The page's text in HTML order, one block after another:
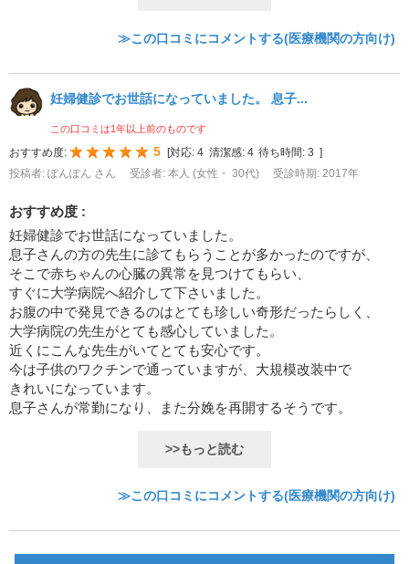
≫この口コミにコメントする(医療機関の方向け)
妊婦健診でお世話になっていました。 息子...
この口コミは1年以上前のものです
おすすめ度: 5 [対応: 4 清潔感: 4 待ち時間: 3 ]
投稿者: ぽんぽん さん
受診者: 本人 (女性・ 30代) 受診時期: 2017年
おすすめ度 :
妊婦健診でお世話になっていました。
息子さんの方の先生に診てもらうことが多かったのですが、
そこで赤ちゃんの心臓の異常を見つけてもらい、
すぐに大学病院へ紹介して下さいました。
お腹の中で発見できるのはとても珍しい奇形だったらしく、
大学病院の先生がとても感心していました。
近くにこんな先生がいてとても安心です。
今は子供のワクチンで通っていますが、大規模改装中で
きれいになっています。
息子さんが常勤になり、また分娩を再開するそうです。
>>もっと読む
≫この口コミにコメントする(医療機関の方向け)